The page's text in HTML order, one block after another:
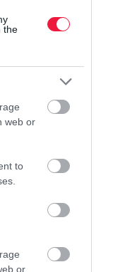
the
web or
to
or